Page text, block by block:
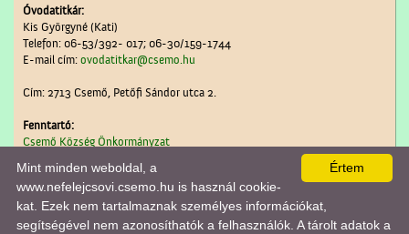
Óvodatitkár:
Kis Györgyné (Kati)
Telefon: 06-53/392- 017; 06-30/159-1744
E-mail cím: ovodatitkar@csemo.hu
Cím: 2713 Csemő, Petőfi Sándor utca 2.
Fenntartó:
Csemő Község Önkormányzat
A lap 0.020másodperc alatt készült el. |Copyright 2026 © Csemői Nefelejcs Óvoda
A látogatók száma 2020.04.11-től:528136| Ebben a hónapban:5828 | Ma:1259| jelenleg:1
Értem
Mint minden weboldal, a
www.nefelejcsovi.csemo.hu is használ cookie-
kat. Ezek nem tartalmaznak személyes információkat,
segítségével nem azonosíthatók a felhasználók. A tárolt adatok a